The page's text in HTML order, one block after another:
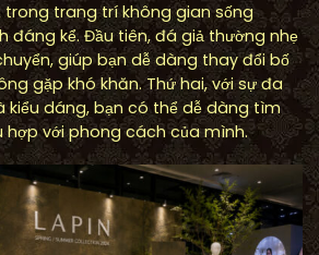
trong trang trí không gian sống
đáng kể. Đầu tiên, đá giả thường nhẹ
giúp bạn dễ dàng thay đổi bố
gặp khó khăn. Thứ hai, với sự đa
kiểu dáng, bạn có thể dễ dàng tìm
hợp với phong cách của mình.